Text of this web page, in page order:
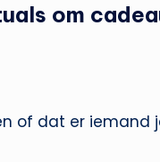
om
of dat er iemand